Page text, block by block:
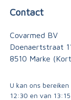
Contact
Covarmed BV
Doenaertstraat
8510 Marke
U kan ons
12:30 en van